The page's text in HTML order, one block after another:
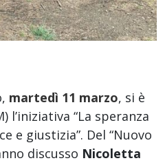
martedì 11 marzo, si è
l’iniziativa “La speranza
e giustizia”. Del “Nuovo
discusso Nicoletta